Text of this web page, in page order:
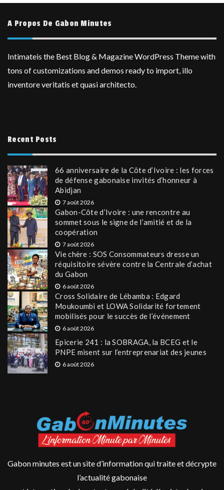
A Propos De Gabon Minutes
Intimateis the Best Blog & Magazine WordPress Theme with
tons of customizations and demos ready to import, illo
inventore veritatis et quasi architecto.
Recent Posts
66 anniversaire de la Côte d’Ivoire : les forces
de défense gabonaise invités d’honneur à
Abidjan
7 août 2026
Gabon-Côte d’Ivoire : une rencontre au
sommet sous le signe de l’amitié et de la
coopération
7 août 2026
Vie chère : SOS Consommateurs dresse un
réquisitoire sévère contre la Centrale d’achat
du Gabon
6 août 2026
Cross Solidaire de Lébamba : Edgard
Moukoumbi et LOWA Solidarité fortement
mobilisés pour le succès de l’événement
6 août 2026
Epicerie 241 : la SOBRAGA, la BCEG et le
PNPE misent sur l’entreprenariat des jeunes
6 août 2026
Gabon minutes est un site d’information qui traite et décrypte
l’actualité gabonaise